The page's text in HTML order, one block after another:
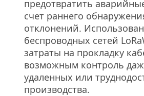
предотвратить
счет раннего
отклонений.
беспроводных сетей
затраты на прокладку
возможным контроль
удаленных или
производства.